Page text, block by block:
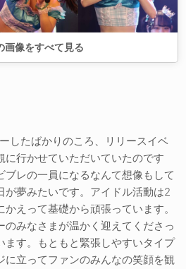
画像をすべて見る
したばかりのころ、リリースイベ
に行かせていただいていたのです
ブレの一員になるなんて想像もして
が夢みたいです。アイドル活動は2
えって基礎から頑張っています。
のみなさまが温かく迎えてくださっ
ます。もともと緊張しやすいタイプ
に立ってファンのみんなの笑顔を観